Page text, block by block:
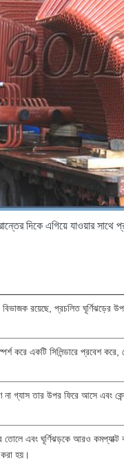
দিকে এগিয়ে যাওয়ার সাথে
বিভাজক রয়েছে, প্রচলিত ঘূর্ণিঝড়ের
করে একটি সিলিন্ডারে প্রবেশ করে,
না গ্যাস তার উপর ফিরে আসে এবং
এবং ঘূর্ণিঝড়কে আরও কমপ্যাক্ট
হয়।